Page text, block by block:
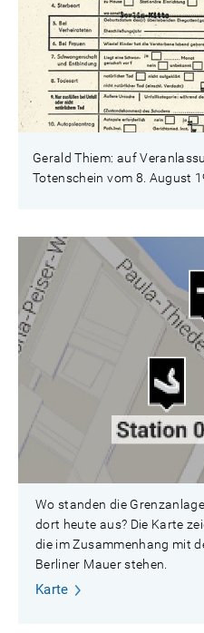
Gerald Thiem: auf
Totenschein vom 8. August
Wo standen die
dort heute aus? Die Karte
die im Zusammenhang mit
Berliner Mauer stehen.
Karte